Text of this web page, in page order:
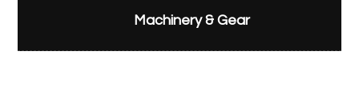
Machinery & Gear